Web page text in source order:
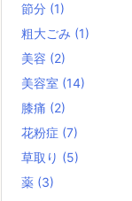
節分 (1)
粗大ごみ (1)
美容 (2)
美容室 (14)
膝痛 (2)
花粉症 (7)
草取り (5)
薬 (3)